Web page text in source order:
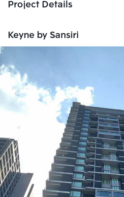
Project Details
Keyne by Sansiri